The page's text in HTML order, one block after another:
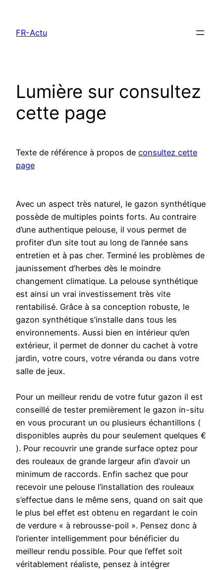
contenu
FR-Actu
Lumière sur consultez
cette page
Texte de référence à propos de consultez cette
page
Avec un aspect très naturel, le gazon synthétique
possède de multiples points forts. Au contraire
d’une authentique pelouse, il vous permet de
profiter d’un site tout au long de l’année sans
entretien et à pas cher. Terminé les problèmes de
jaunissement d’herbes dès le moindre
changement climatique. La pelouse synthétique
est ainsi un vrai investissement très vite
rentabilisé. Grâce à sa conception robuste, le
gazon synthétique s’installe dans tous les
environnements. Aussi bien en intérieur qu’en
extérieur, il permet de donner du cachet à votre
jardin, votre cours, votre véranda ou dans votre
salle de jeux.
Pour un meilleur rendu de votre futur gazon il est
conseillé de tester premièrement le gazon in-situ
en vous procurant un ou plusieurs échantillons (
disponibles auprès du pour seulement quelques €
). Pour recouvrir une grande surface optez pour
des rouleaux de grande largeur afin d’avoir un
minimum de raccords. Enfin sachez que pour
recevoir une pelouse l’installation des rouleaux
s’effectue dans le même sens, quand on sait que
le plus bel effet est obtenu en regardant le coin
de verdure « à rebrousse-poil ». Pensez donc à
l’orienter intelligemment pour bénéficier du
meilleur rendu possible. Pour que l’effet soit
véritablement réaliste, pensez à intégrer